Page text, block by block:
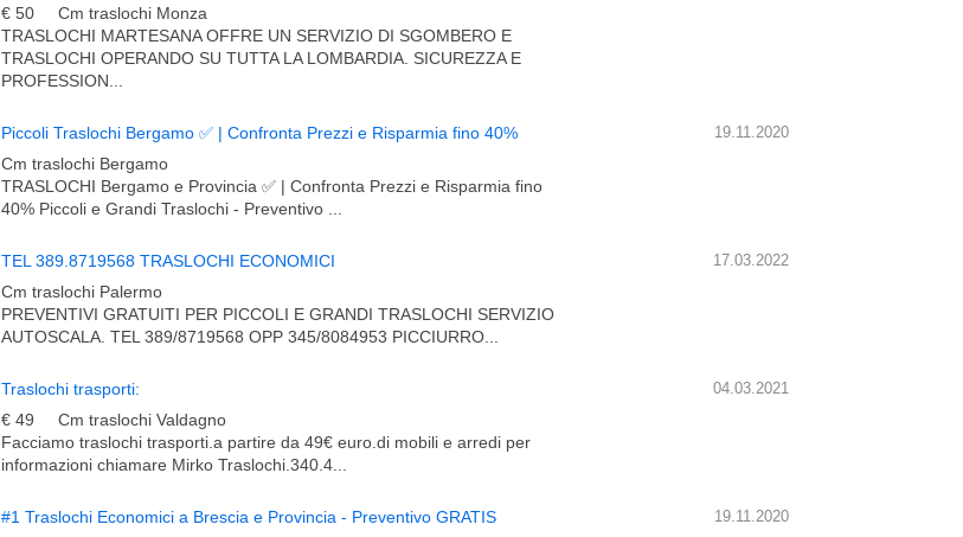
€ 50
Cm traslochi Monza
TRASLOCHI MARTESANA OFFRE UN SERVIZIO DI SGOMBERO E
TRASLOCHI OPERANDO SU TUTTA LA LOMBARDIA. SICUREZZA E
PROFESSION...
19.11.2020
Piccoli Traslochi Bergamo ✅ | Confronta Prezzi e Risparmia fino 40%
Cm traslochi Bergamo
TRASLOCHI Bergamo e Provincia ✅ | Confronta Prezzi e Risparmia fino
40% Piccoli e Grandi Traslochi - Preventivo ...
17.03.2022
TEL 389.8719568 TRASLOCHI ECONOMICI
Cm traslochi Palermo
PREVENTIVI GRATUITI PER PICCOLI E GRANDI TRASLOCHI SERVIZIO
AUTOSCALA. TEL 389/8719568 OPP 345/8084953 PICCIURRO...
04.03.2021
Traslochi trasporti:
€ 49
Cm traslochi Valdagno
Facciamo traslochi trasporti.a partire da 49€ euro.di mobili e arredi per
informazioni chiamare Mirko Traslochi.340.4...
19.11.2020
#1 Traslochi Economici a Brescia e Provincia - Preventivo GRATIS